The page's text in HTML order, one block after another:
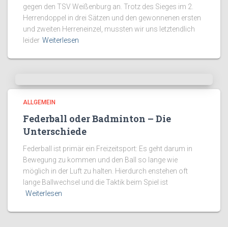
gegen den TSV Weißenburg an. Trotz des Sieges im 2.
Herrendoppel in drei Sätzen und den gewonnenen ersten
und zweiten Herreneinzel, mussten wir uns letztendlich
leider Weiterlesen
ALLGEMEIN
Federball oder Badminton – Die
Unterschiede
Federball ist primär ein Freizeitsport: Es geht darum in
Bewegung zu kommen und den Ball so lange wie
möglich in der Luft zu halten. Hierdurch enstehen oft
lange Ballwechsel und die Taktik beim Spiel ist
Weiterlesen